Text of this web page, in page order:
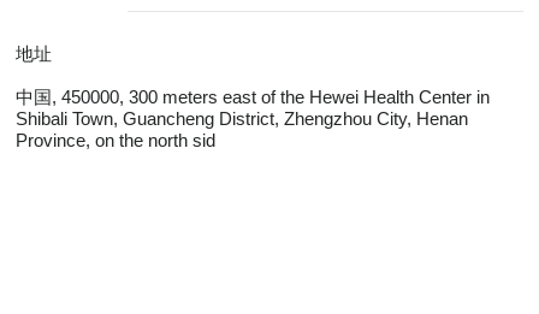
地址
中国, 450000, 300 meters east of the Hewei Health Center in
Shibali Town, Guancheng District, Zhengzhou City, Henan
Province, on the north sid